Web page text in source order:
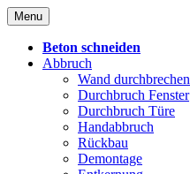
Skip
to
content
Menu
Beton schneiden
Abbruch
Wand durchbrechen
Durchbruch Fenster
Durchbruch Türe
Handabbruch
Rückbau
Demontage